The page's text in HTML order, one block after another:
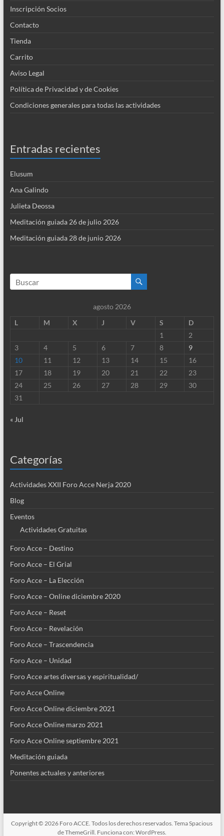
Inscripción Socios
Contacto
Tienda
Carrito
Aviso Legal
Política de Privacidad y de Cookies
Condiciones generales para todas las actividades
Entradas recientes
Elusum
Ana Galindo
Julieta Deossa
Meditación guiada 26 de julio 2026
Meditación guiada 28 de junio 2026
agosto 2026
L
M X J V S
D
1
2
3
4 5 6 7 8
9
10
11 12 13 14 15
16
17
18 19 20 21 22
23
24
25 26 27 28 29
30
31
« Jul
Categorías
Actividades XXII Foro Acce Nerja 2020
Blog
Eventos
Actividades Gratuitas
Foro Acce – Destino
Foro Acce – El Grial
Foro Acce – La Elección
Foro Acce – Online diciembre 2020
Foro Acce – Reset
Foro Acce – Revelación
Foro Acce – Trascendencia
Foro Acce – Unidad
Foro Acce artes diversas y espiritualidad/
Foro Acce Online
Foro Acce Online diciembre 2021
Foro Acce Online marzo 2021
Foro Acce Online septiembre 2021
Meditación guiada
Ponentes actuales y anteriores
Copyright © 2026 Foro ACCE. Todos los derechos reservados. TemaSpacious
de ThemeGrill. Funciona con: WordPress.